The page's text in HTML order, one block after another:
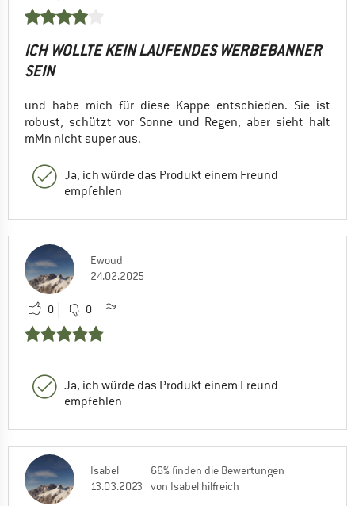
ICH WOLLTE KEIN LAUFENDES WERBEBANNER
SEIN
und habe mich für diese Kappe entschieden. Sie ist
robust, schützt vor Sonne und Regen, aber sieht halt
mMn nicht super aus.
Ja, ich würde das Produkt einem Freund
empfehlen
Ewoud
24.02.2025
0 0
Ja, ich würde das Produkt einem Freund
empfehlen
Isabel
13.03.2023
66% finden die Bewertungen
von Isabel hilfreich